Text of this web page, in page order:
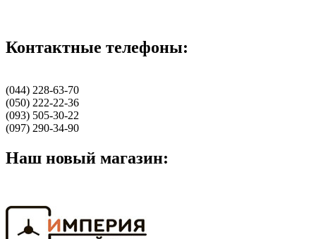
Контактные телефоны:
(044) 228-63-70
(050) 222-22-36
(093) 505-30-22
(097) 290-34-90
Наш новый магазин: